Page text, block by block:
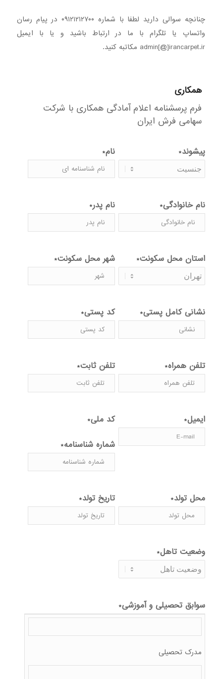
چنانچه سوالی دارید لطفا با شماره ۰۹۱۲۱۲۱۲۷۰۰ در پیام رسان‌
واتساپ یا تلگرام با ما در ارتباط باشید و یا با ایمیل
admin[@]irancarpet.ir مکاتبه کنید.
همکاری
فرم پرسشنامه اعلام آمادگی همکاری با شرکت
سهامی فرش ایران
پیشوند* نام*
نام خانوادگی* نام پدر*
استان محل سکونت* شهر محل سکونت*
نشانی کامل پستی* کد پستی*
تلفن همراه* تلفن ثابت*
ایمیل* کد ملی*
شماره شناسنامه*
محل تولد* تاریخ تولد*
وضعیت تاهل*
سوابق تحصیلی و آموزشی*